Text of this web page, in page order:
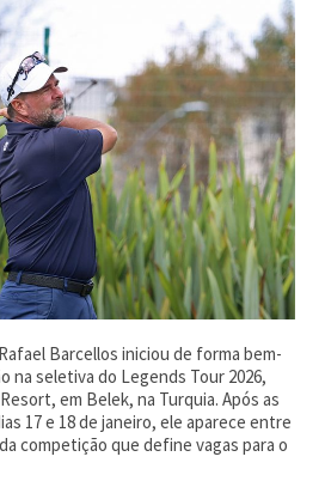
Barcellos iniciou de forma bem-
na seletiva do Legends Tour 2026,
em Belek, na Turquia. Após as
17 e 18 de janeiro, ele aparece entre
competição que define vagas para o